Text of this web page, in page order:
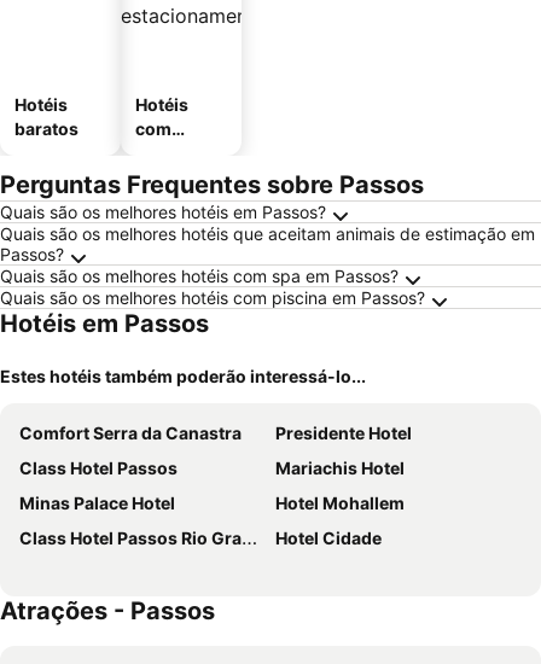
Hotéis
baratos
Hotéis
com
mento
Perguntas Frequentes sobre Passos
Quais são os melhores hotéis em Passos?
Quais são os melhores hotéis que aceitam animais de estimação em
Passos?
Quais são os melhores hotéis com spa em Passos?
Quais são os melhores hotéis com piscina em Passos?
Hotéis em Passos
Estes hotéis também poderão interessá-lo...
Comfort Serra da Canastra
Presidente Hotel
Class Hotel Passos
Mariachis Hotel
Minas Palace Hotel
Hotel Mohallem
Class Hotel Passos Rio Grande Portal da Canastra
Hotel Cidade
Atrações - Passos